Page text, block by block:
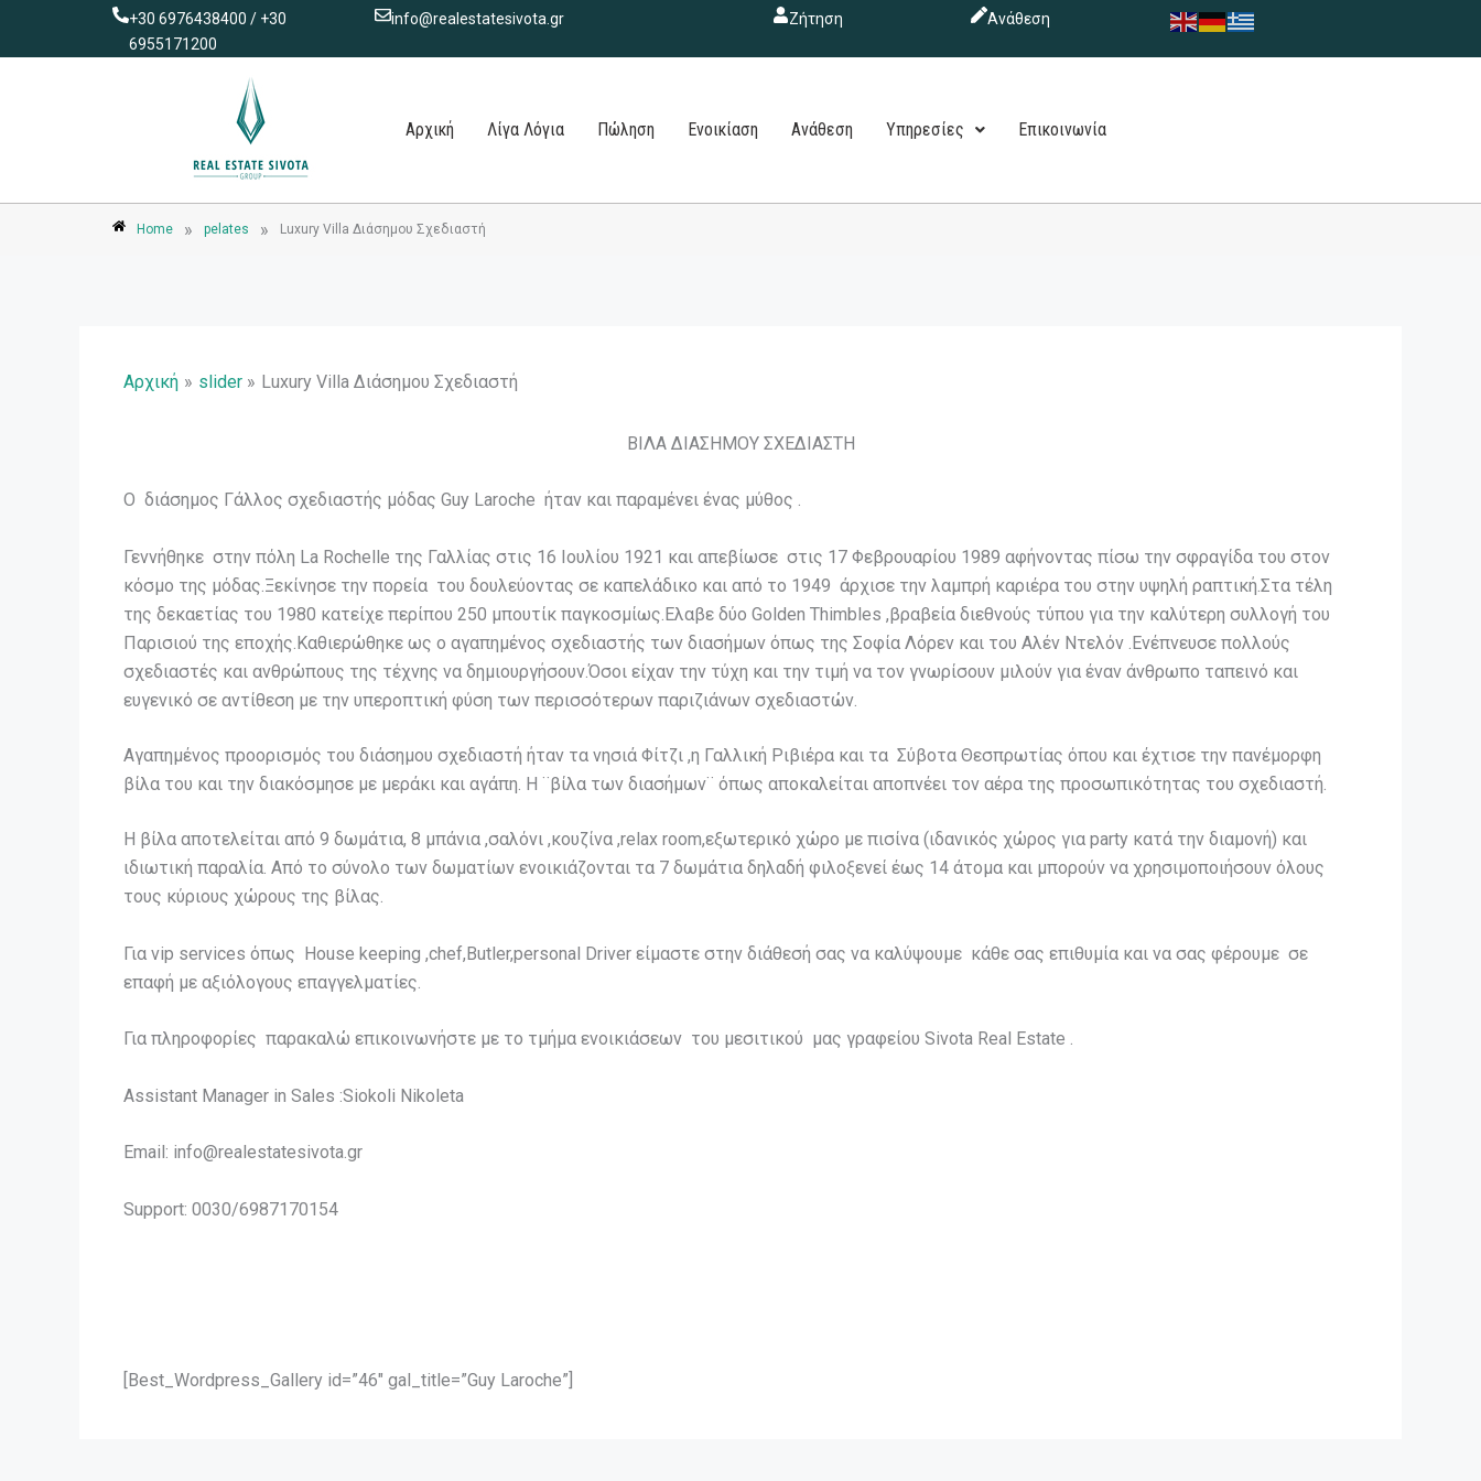
+30 6976438400 / +30
6955171200
info@realestatesivota.gr Ζήτηση Ανάθεση
Αρχική Λίγα Λόγια Πώληση Ενοικίαση Ανάθεση Υπηρεσίες Επικοινωνία
Home » pelates » Luxury Villa Διάσημου Σχεδιαστή
Αρχική slider Luxury Villa Διάσημου Σχεδιαστή
ΒΙΛΑ ΔΙΑΣΗΜΟΥ ΣΧΕΔΙΑΣΤΗ
O διάσημος Γάλλος σχεδιαστής μόδας Guy Laroche ήταν και παραμένει ένας μύθος .
Γεννήθηκε στην πόλη La Rochelle της Γαλλίας στις 16 Ιουλίου 1921 και απεβίωσε στις 17 Φεβρουαρίου 1989 αφήνοντας πίσω την σφραγίδα του στον
κόσμο της μόδας.Ξεκίνησε την πορεία του δουλεύοντας σε καπελάδικο και από το 1949 άρχισε την λαμπρή καριέρα του στην υψηλή ραπτική.Στα τέλη
της δεκαετίας του 1980 κατείχε περίπου 250 μπουτίκ παγκοσμίως.Ελαβε δύο Golden Thimbles ,βραβεία διεθνούς τύπου για την καλύτερη συλλογή του
Παρισιού της εποχής.Καθιερώθηκε ως ο αγαπημένος σχεδιαστής των διασήμων όπως της Σοφία Λόρεν και του Αλέν Ντελόν .Ενέπνευσε πολλούς
σχεδιαστές και ανθρώπους της τέχνης να δημιουργήσουν.Όσοι είχαν την τύχη και την τιμή να τον γνωρίσουν μιλούν για έναν άνθρωπο ταπεινό και
ευγενικό σε αντίθεση με την υπεροπτική φύση των περισσότερων παριζιάνων σχεδιαστών.
Αγαπημένος προορισμός του διάσημου σχεδιαστή ήταν τα νησιά Φίτζι ,η Γαλλική Ριβιέρα και τα Σύβοτα Θεσπρωτίας όπου και έχτισε την πανέμορφη
βίλα του και την διακόσμησε με μεράκι και αγάπη. Η ¨βίλα των διασήμων¨ όπως αποκαλείται αποπνέει τον αέρα της προσωπικότητας του σχεδιαστή.
Η βίλα αποτελείται από 9 δωμάτια, 8 μπάνια ,σαλόνι ,κουζίνα ,relax room,εξωτερικό χώρο με πισίνα (ιδανικός χώρος για party κατά την διαμονή) και
ιδιωτική παραλία. Από το σύνολο των δωματίων ενοικιάζονται τα 7 δωμάτια δηλαδή φιλοξενεί έως 14 άτομα και μπορούν να χρησιμοποιήσουν όλους
τους κύριους χώρους της βίλας.
Για vip services όπως House keeping ,chef,Butler,personal Driver είμαστε στην διάθεσή σας να καλύψουμε κάθε σας επιθυμία και να σας φέρουμε σε
επαφή με αξιόλογους επαγγελματίες.
Για πληροφορίες παρακαλώ επικοινωνήστε με το τμήμα ενοικιάσεων του μεσιτικού μας γραφείου Sivota Real Estate .
Assistant Manager in Sales :Siokoli Nikoleta
Email: info@realestatesivota.gr
Support: 0030/6987170154
[Best_Wordpress_Gallery id=”46″ gal_title=”Guy Laroche”]